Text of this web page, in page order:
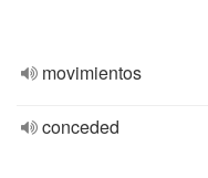
movimientos
conceded